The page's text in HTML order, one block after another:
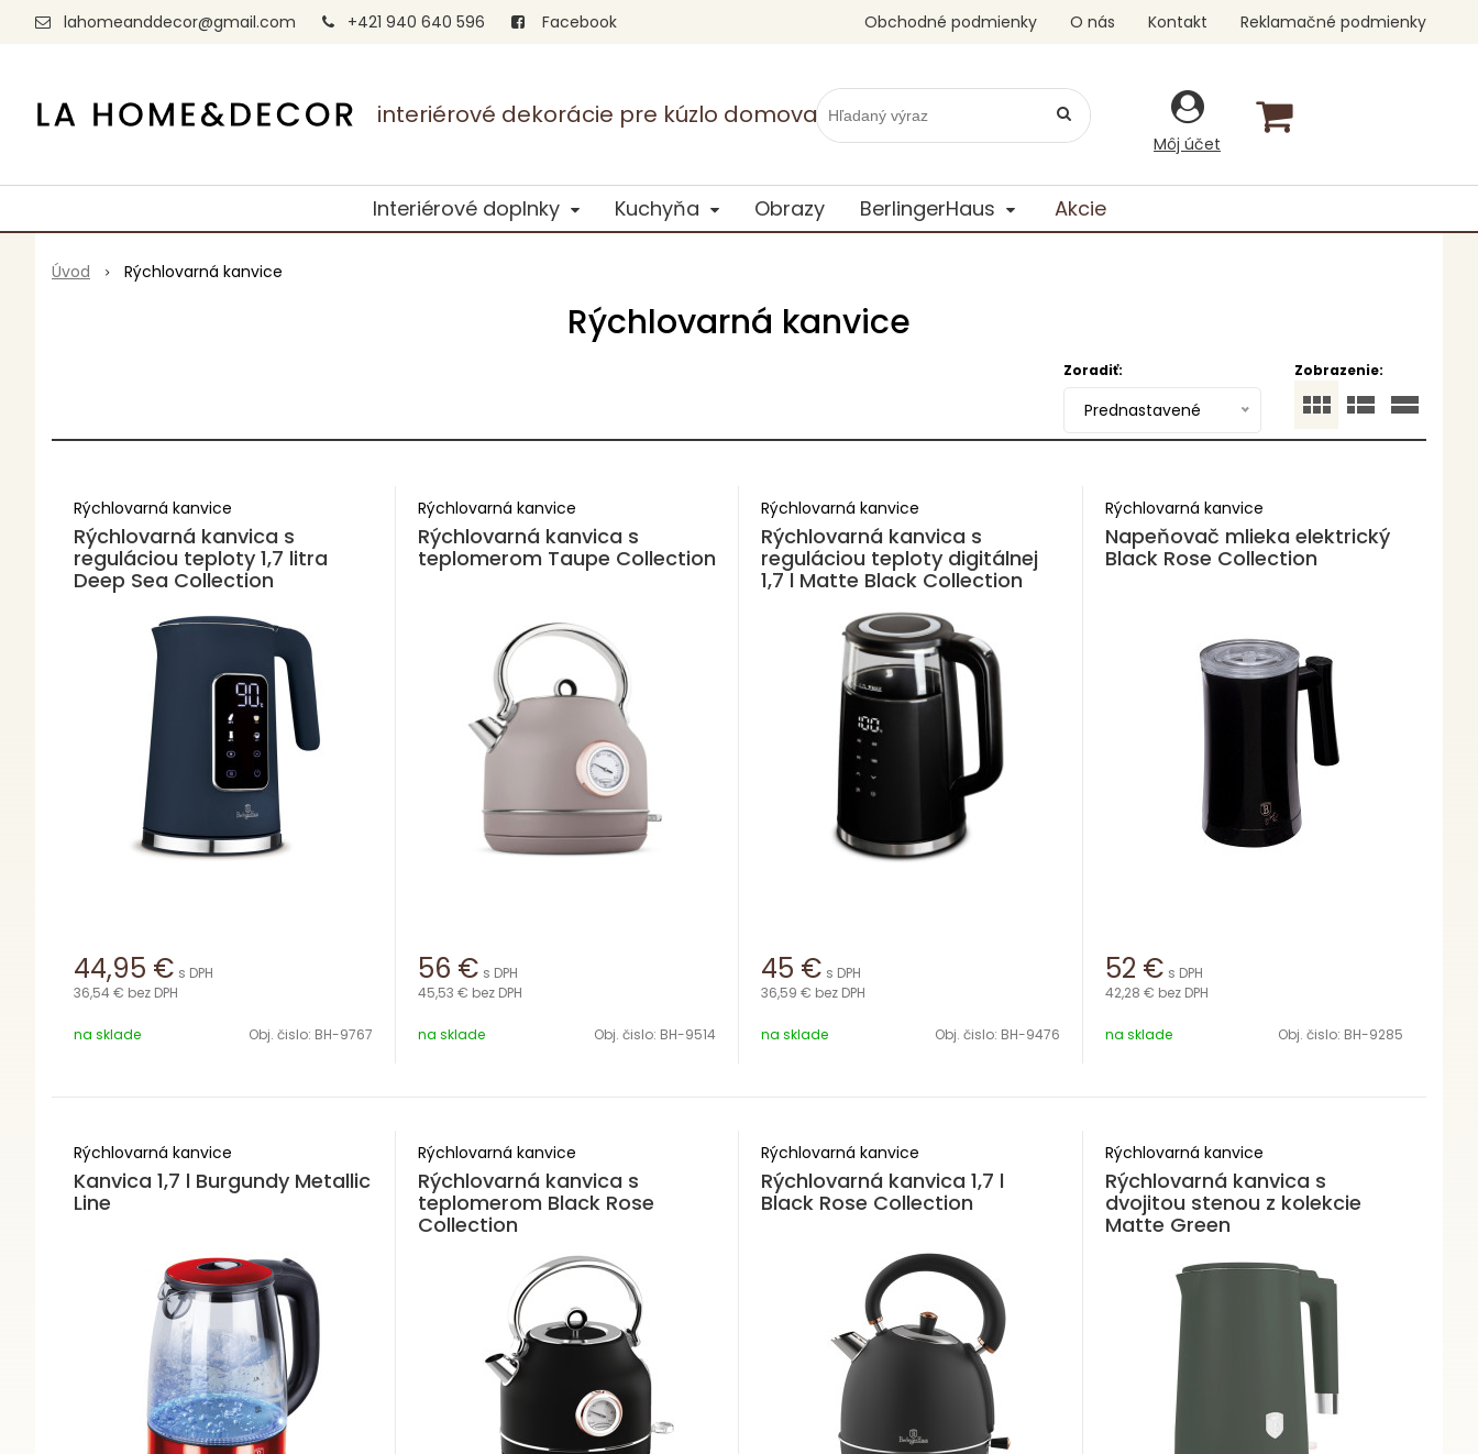
interiérové dekorácie pre kúzlo domova
lahomeanddecor@gmail.com +421 940 640 596 Facebook
Môj účet
Obchodné podmienky O nás Kontakt Reklamačné podmienky
Interiérové doplnky Kuchyňa Obrazy BerlingerHaus Akcie
Úvod Rýchlovarná kanvice
Rýchlovarná kanvice
Zobrazenie:
Zoradiť:
Prednastavené
Rýchlovarná kanvice
Rýchlovarná kanvica s
reguláciou teploty 1,7 litra
Deep Sea Collection
44,95 € s DPH
36,54 € bez DPH
na sklade Obj. čislo: BH-9767
Rýchlovarná kanvice
Rýchlovarná kanvica s
teplomerom Taupe Collection
56 € s DPH
45,53 € bez DPH
na sklade Obj. čislo: BH-9514
Rýchlovarná kanvice
Rýchlovarná kanvica s
reguláciou teploty digitálnej
1,7 l Matte Black Collection
45 € s DPH
36,59 € bez DPH
na sklade Obj. čislo: BH-9476
Rýchlovarná kanvice
Napeňovač mlieka elektrický
Black Rose Collection
52 € s DPH
42,28 € bez DPH
na sklade Obj. čislo: BH-9285
Rýchlovarná kanvice
Kanvica 1,7 l Burgundy Metallic
Line
Rýchlovarná kanvice
Rýchlovarná kanvica s
teplomerom Black Rose
Collection
Rýchlovarná kanvice
Rýchlovarná kanvica 1,7 l
Black Rose Collection
Rýchlovarná kanvice
Rýchlovarná kanvica s
dvojitou stenou z kolekcie
Matte Green